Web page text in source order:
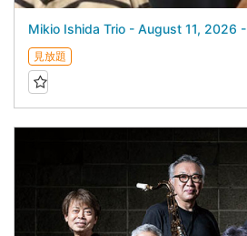
Mikio Ishida Trio - August 11, 2026 -
見放題